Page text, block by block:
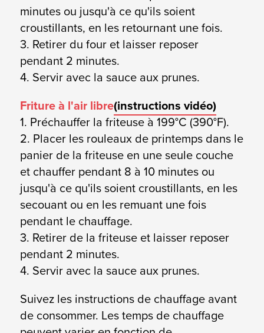
minutes ou jusqu'à ce qu'ils soient
croustillants, en les retournant une fois.
3. Retirer du four et laisser reposer
pendant 2 minutes.
4. Servir avec la sauce aux prunes.
Friture à l'air libre(instructions vidéo)
1. Préchauffer la friteuse à 199°C (390°F).
2. Placer les rouleaux de printemps dans le
panier de la friteuse en une seule couche
et chauffer pendant 8 à 10 minutes ou
jusqu'à ce qu'ils soient croustillants, en les
secouant ou en les remuant une fois
pendant le chauffage.
3. Retirer de la friteuse et laisser reposer
pendant 2 minutes.
4. Servir avec la sauce aux prunes.
Suivez les instructions de chauffage avant
de consommer. Les temps de chauffage